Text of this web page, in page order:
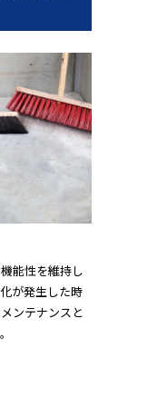
能性を維持し
が発生した時
ンテナンスと